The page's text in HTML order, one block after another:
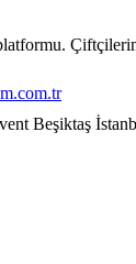
Beşiktaş